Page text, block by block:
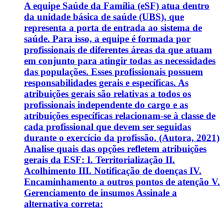
A equipe Saúde da Família (eSF) atua dentro
da unidade básica de saúde (UBS), que
representa a porta de entrada ao sistema de
saúde. Para isso, a equipe é formada por
profissionais de diferentes áreas da que atuam
em conjunto para atingir todas as necessidades
das populações. Esses profissionais possuem
responsabilidades gerais e específicas. As
atribuições gerais são relativas a todos os
profissionais independente do cargo e as
atribuições específicas relacionam-se à classe de
cada profissional que devem ser seguidas
durante o exercício da profissão. (Autora, 2021)
Analise quais das opções refletem atribuições
gerais da ESF: I. Territorialização II.
Acolhimento III. Notificação de doenças IV.
Encaminhamento a outros pontos de atenção V.
Gerenciamento de insumos Assinale a
alternativa correta: